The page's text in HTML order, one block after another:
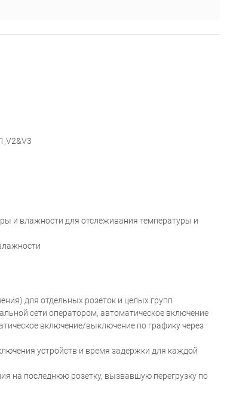
и влажности для отслеживания температуры и
для отдельных розеток и целых групп
сети оператором, автоматическое включение
включение/выключение по графику через
устройств и время задержки для каждой
на последнюю розетку, вызвавшую перегрузку по